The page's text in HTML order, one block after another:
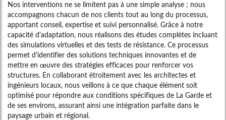
Nos interventions ne se limitent pas à une simple analyse ; nous
accompagnons chacun de nos clients tout au long du processus,
apportant conseil, expertise et suivi personnalisé. Grâce à notre
capacité d'adaptation, nous réalisons des études complètes incluant
des simulations virtuelles et des tests de résistance. Ce processus
permet d'identifier des solutions techniques innovantes et de
mettre en œuvre des stratégies efficaces pour renforcer vos
structures. En collaborant étroitement avec les architectes et
ingénieurs locaux, nous veillons à ce que chaque élément soit
optimisé pour répondre aux conditions spécifiques de La Garde et
de ses environs, assurant ainsi une intégration parfaite dans le
paysage urbain et régional.